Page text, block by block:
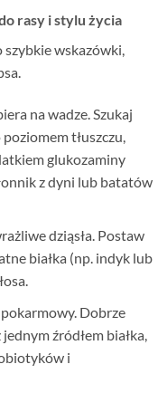
rasy i stylu życia
szybkie wskazówki,
na wadze. Szukaj
tłuszczu,
glukozaminy
z dyni lub batatów
dziąsła. Postaw
białka (np. indyk lub
Dobrze
źródłem białka,
i